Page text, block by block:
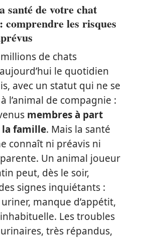
santé de votre chat
comprendre les risques
de chats
le quotidien
avec un statut qui ne se
l’animal de compagnie :
membres à part
famille. Mais la santé
connaît ni préavis ni
Un animal joueur
peut, dès le soir,
signes inquiétants :
manque d’appétit,
Les troubles
très répandus,